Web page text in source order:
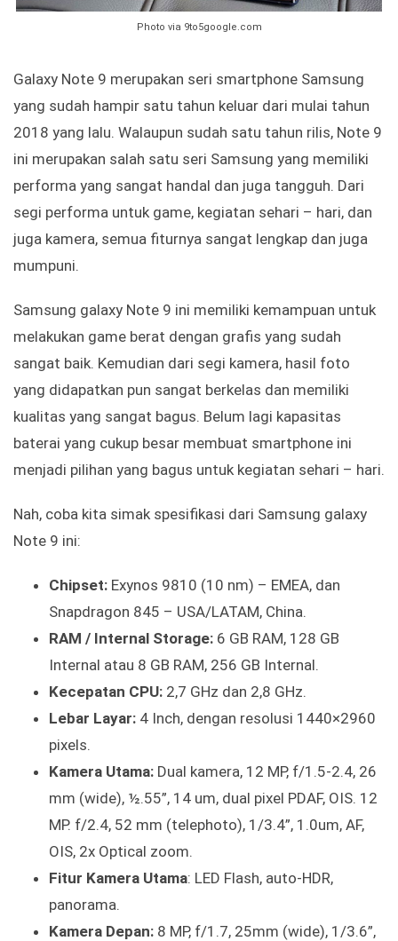
Photo via 9to5google.com
Galaxy Note 9 merupakan seri smartphone Samsung
yang sudah hampir satu tahun keluar dari mulai tahun
2018 yang lalu. Walaupun sudah satu tahun rilis, Note 9
ini merupakan salah satu seri Samsung yang memiliki
performa yang sangat handal dan juga tangguh. Dari
segi performa untuk game, kegiatan sehari – hari, dan
juga kamera, semua fiturnya sangat lengkap dan juga
mumpuni.
Samsung galaxy Note 9 ini memiliki kemampuan untuk
melakukan game berat dengan grafis yang sudah
sangat baik. Kemudian dari segi kamera, hasil foto
yang didapatkan pun sangat berkelas dan memiliki
kualitas yang sangat bagus. Belum lagi kapasitas
baterai yang cukup besar membuat smartphone ini
menjadi pilihan yang bagus untuk kegiatan sehari – hari.
Nah, coba kita simak spesifikasi dari Samsung galaxy
Note 9 ini:
Chipset: Exynos 9810 (10 nm) – EMEA, dan
Snapdragon 845 – USA/LATAM, China.
RAM / Internal Storage: 6 GB RAM, 128 GB
Internal atau 8 GB RAM, 256 GB Internal.
Kecepatan CPU: 2,7 GHz dan 2,8 GHz.
Lebar Layar: 4 Inch, dengan resolusi 1440×2960
pixels.
Kamera Utama: Dual kamera, 12 MP, f/1.5-2.4, 26
mm (wide), ½.55”, 14 um, dual pixel PDAF, OIS. 12
MP. f/2.4, 52 mm (telephoto), 1/3.4”, 1.0um, AF,
OIS, 2x Optical zoom.
Fitur Kamera Utama: LED Flash, auto-HDR,
panorama.
Kamera Depan: 8 MP, f/1.7, 25mm (wide), 1/3.6”,